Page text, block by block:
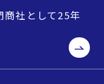
社として25年